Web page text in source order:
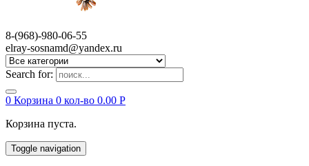
8-(968)-980-06-55
elray-sosnamd@yandex.ru
Search for:
0 Корзина 0 кол-во 0.00 Р
Корзина пуста.
Toggle navigation